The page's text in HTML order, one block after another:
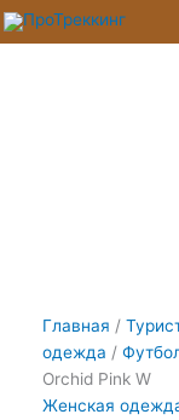
Перейти
Главная /
одежда /
Orchid Pink W
Женская
Количество